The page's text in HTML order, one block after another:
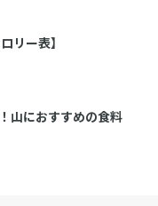
リー表】
山におすすめの食料